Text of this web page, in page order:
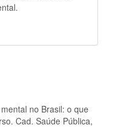
no Brasil: o que
Cad. Saúde Pública,